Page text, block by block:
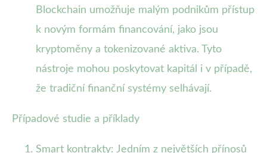
Blockchain umožňuje malým podnikům přístup
k novým formám financování, jako jsou
kryptoměny a tokenizované aktiva. Tyto
nástroje mohou poskytovat kapitál i v případě,
že tradiční finanční systémy selhávají.
Případové studie a příklady
Smart kontrakty: Jedním z největších přínosů